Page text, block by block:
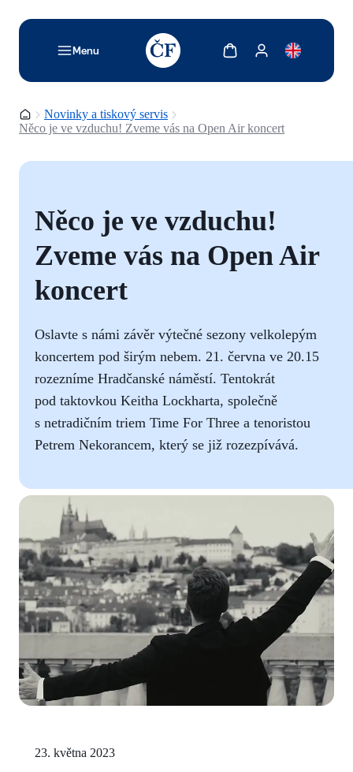
Menu
TODO: Add description for reader
Zobrazit košíkZobrazit můj účet
Domovská stránka
Novinky a tiskový servis
Něco je ve vzduchu! Zveme vás na Open Air koncert
Něco je ve vzduchu!
Zveme vás na Open Air
koncert
Oslavte s námi závěr výtečné sezony velkolepým
koncertem pod širým nebem. 21. června ve 20.15
rozezníme Hradčanské náměstí. Tentokrát
pod taktovkou Keitha Lockharta, společně
s netradičním triem Time For Three a tenoristou
Petrem Nekorancem, který se již rozezpívává.
23. května 2023